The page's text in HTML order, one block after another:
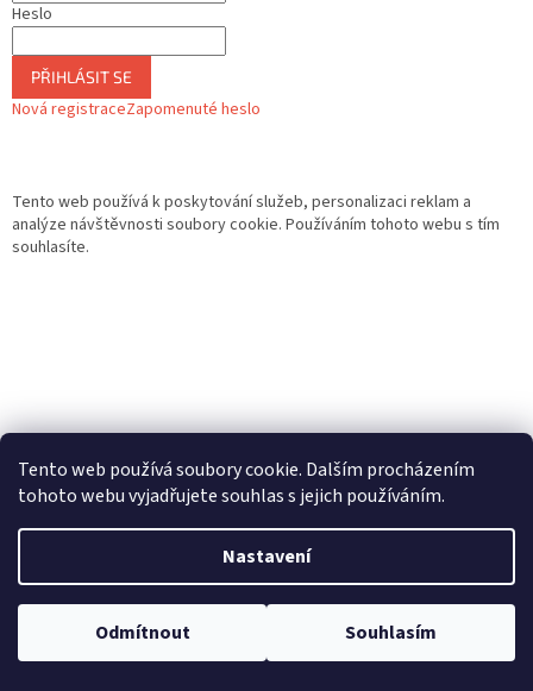
Tento web používá soubory cookie. Dalším procházením
tohoto webu vyjadřujete souhlas s jejich používáním.
Nastavení
Odmítnout Souhlasím
Heslo
PŘIHLÁSIT SE
Nová registraceZapomenuté heslo
Tento web používá k poskytování služeb, personalizaci reklam a
analýze návštěvnosti soubory cookie. Používáním tohoto webu s tím
souhlasíte.
Vytvořil Shoptet